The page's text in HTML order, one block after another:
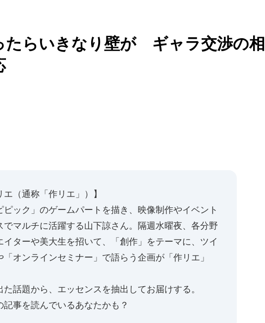
たらいきなり壁が ギャラ交渉の相
エ（通称「作リエ」）】
ック」のゲームパートを描き、映像制作やイベント
でマルチに活躍する山下諒さん。隔週水曜夜、各分野
ターや美大生を招いて、「創作」をテーマに、ツイ
オンラインセミナー」で語らう企画が「作リエ」
話題から、エッセンスを抽出してお届けする。
事を読んでいるあなたかも？